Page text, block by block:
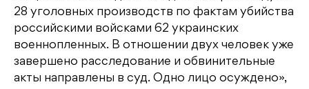
28 уголовных производств по фактам убийства
российскими войсками 62 украинских
военнопленных. В отношении двух человек уже
завершено расследование и обвинительные
акты направлены в суд. Одно лицо осуждено»,